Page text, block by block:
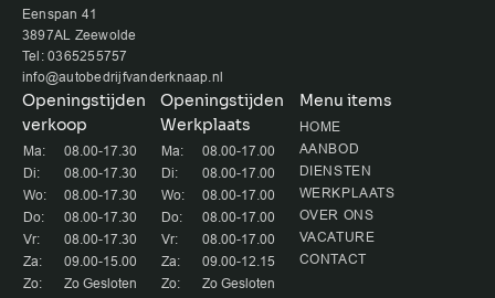
Eenspan 41
3897AL Zeewolde
Tel: 0365255757
info@autobedrijfvanderknaap.nl
Openingstijden
verkoop
Ma:
08.00-17.30
Di:
08.00-17.30
Wo:
08.00-17.30
Do:
08.00-17.30
Vr:
08.00-17.30
Za:
09.00-15.00
Zo:
Zo Gesloten
Openingstijden
Werkplaats
Ma:
08.00-17.00
Di:
08.00-17.00
Wo:
08.00-17.00
Do:
08.00-17.00
Vr:
08.00-17.00
Za:
09.00-12.15
Zo:
Zo Gesloten
Menu items
HOME
AANBOD
DIENSTEN
WERKPLAATS
OVER ONS
VACATURE
CONTACT